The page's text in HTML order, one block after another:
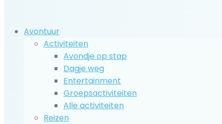
Avontuur
Activiteiten
Avondje op stap
Dagje weg
Entertainment
Groepsactiviteiten
Alle activiteiten
Reizen